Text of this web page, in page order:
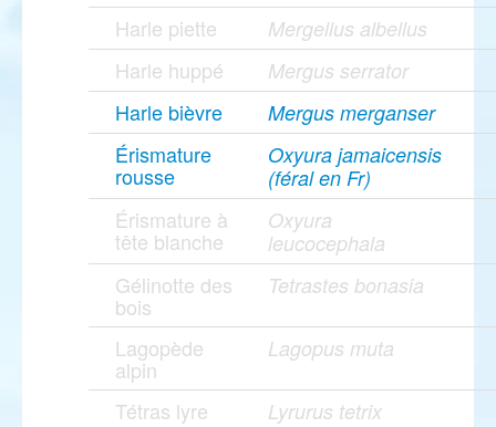
Harle piette Mergellus albellus
Harle huppé Mergus serrator
Harle bièvre Mergus merganser
Érismature
rousse
Oxyura jamaicensis
(féral en Fr)
Érismature à
tête blanche
Oxyura
leucocephala
Gélinotte des
bois
Tetrastes bonasia
Lagopède
alpin
Lagopus muta
Tétras lyre Lyrurus tetrix